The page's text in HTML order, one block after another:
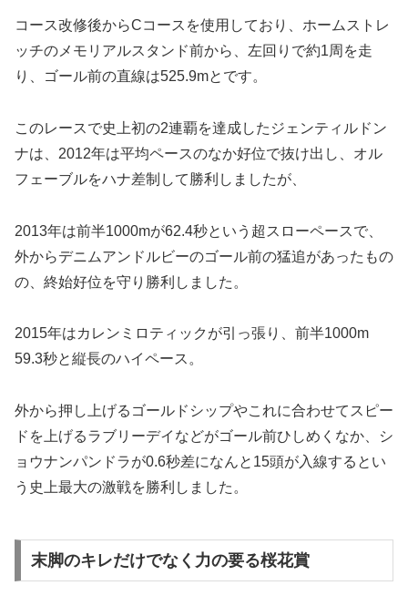
コース改修後からCコースを使用しており、ホームストレ
ッチのメモリアルスタンド前から、左回りで約1周を走
り、
ゴール前の直線は525.9mとです。
このレースで史上初の2連覇を達成したジェンティルドン
ナは、2012年は平均ペースのなか好位で抜け出し、オル
フェーブルをハナ差制して勝利しましたが、
2013年は前半1000mが62.4秒という超スローペースで、
外からデニムアンドルビーのゴール前の猛追があったもの
の、終始好位を守り勝利しました。
2015年はカレンミロティックが引っ張り、前半1000m
59.3秒と縦長のハイペース。
外から押し上げるゴールドシップやこれに合わせてスピー
ドを上げるラブリーデイなどがゴール前ひしめくなか、シ
ョウナンパンドラが0.6秒差になんと15頭が入線するとい
う史上最大の激戦を勝利しました。
末脚のキレだけでなく力の要る桜花賞